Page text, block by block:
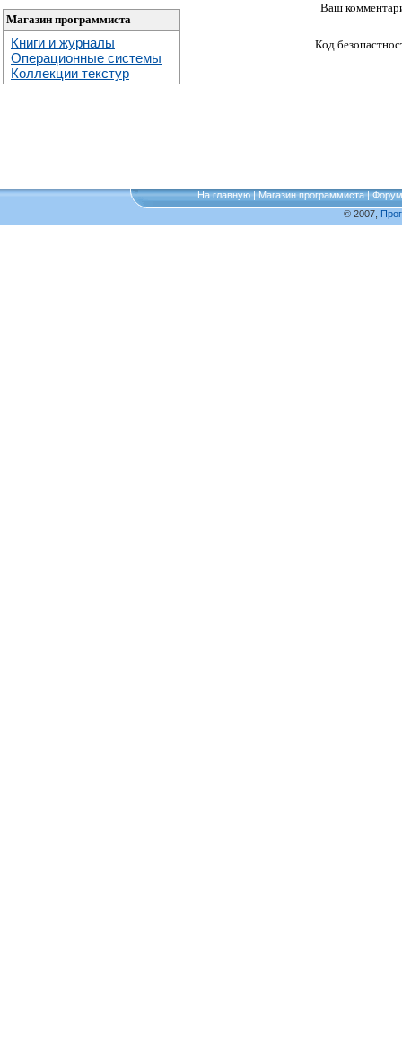
Магазин программиста
Книги и журналы
Операционные системы
Коллекции текстур
Ваш
Код
На главную|Магазин программиста|Форум
© 2007,